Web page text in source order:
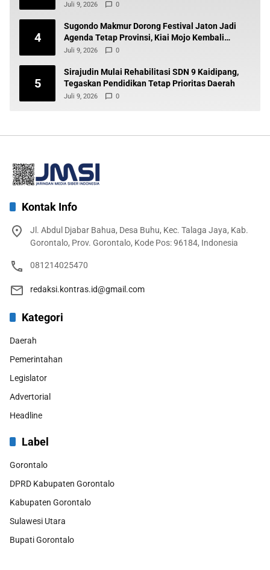
Juli 9, 2026 0
4
Sugondo Makmur Dorong Festival Jaton Jadi
Agenda Tetap Provinsi, Kiai Mojo Kembali
Disuarakan
Juli 9, 2026 0
5
Sirajudin Mulai Rehabilitasi SDN 9 Kaidipang,
Tegaskan Pendidikan Tetap Prioritas Daerah
Juli 9, 2026 0
Kontak Info
Jl. Abdul Djabar Bahua, Desa Buhu, Kec. Talaga Jaya, Kab.
Gorontalo, Prov. Gorontalo, Kode Pos: 96184, Indonesia
081214025470
redaksi.kontras.id@gmail.com
Kategori
Daerah
Pemerintahan
Legislator
Advertorial
Headline
Label
Gorontalo
DPRD Kabupaten Gorontalo
Kabupaten Gorontalo
Sulawesi Utara
Bupati Gorontalo